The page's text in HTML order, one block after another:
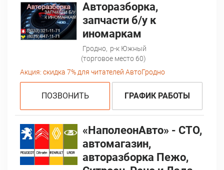
Авторазборка,
запчасти б/у к
иномаркам
Гродно, р-к Южный
(торговое место 60)
Акция: скидка 7% для читателей АвтоГродно
ПОЗВОНИТЬ ГРАФИК РАБОТЫ
«НаполеонАвто» - СТО,
автомагазин,
авторазборка Пежо,